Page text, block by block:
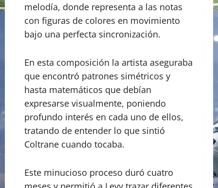
melodía, donde representa a las notas
con figuras de colores en movimiento
bajo una perfecta sincronización.
En esta composición la artista aseguraba
que encontró patrones simétricos y
hasta matemáticos que debían
expresarse visualmente, poniendo
profundo interés en cada uno de ellos,
tratando de entender lo que sintió
Coltrane cuando tocaba.
Este minucioso proceso duró cuatro